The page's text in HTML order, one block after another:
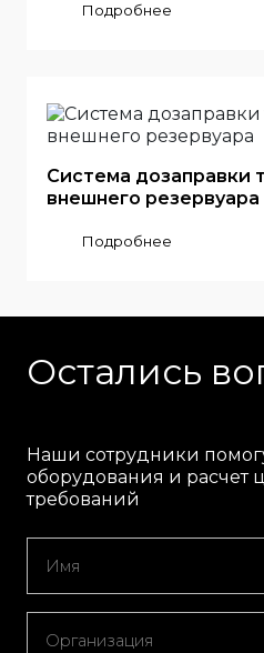
Подробнее
Система дозаправки
внешнего резервуара
Подробнее
Остались
Наши сотрудники
оборудования и расчет
требований